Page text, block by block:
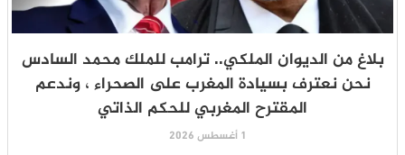
بلاغ من الديوان الملكي.. ترامب للملك محمد السادس
نحن نعترف بسيادة المغرب على الصحراء ، وندعم
المقترح المغربي للحكم الذاتي
1 أغسطس 2026